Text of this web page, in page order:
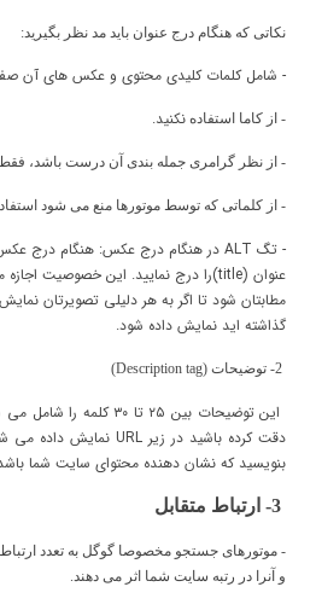
نکاتی که هنگام درج عنوان باید مد نظر بگیرید:
- شامل کلمات کلیدی محتوی و عکس های آن
- از کاما استفاده نکنید.
- از نظر گرامری جمله بندی آن درست باشد،
- از کلماتی که توسط موتورها منع می شود
- تگ ALT در هنگام درج عکس: هنگام درج
عنوان (title)را درج نمایید. این خصوصیت
مطابتان شود تا اگر به هر دلیلی تصویرتان
گذاشته اید نمایش داده شود.
2- توضیحات ( Description tag
)
این توضیحات بین ۲۵ تا
دقت کرده باشید در زیر URL نمایش داده می
بنویسید که نشان دهنده محتوای سایت شما
3- ارتباط متقابل
- موتورهای جستجو مخصوصا گوگل به تعدد
و آنرا در رتبه سایت شما اثر می دهند.